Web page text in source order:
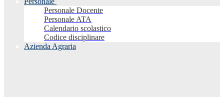
Personale Docente
Personale ATA
Calendario scolastico
Codice disciplinare
Azienda Agraria